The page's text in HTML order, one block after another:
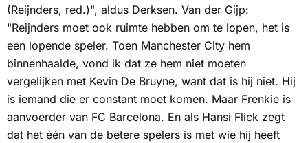
(Reijnders, red.)", aldus Derksen. Van der Gijp:
"Reijnders moet ook ruimte hebben om te lopen, het is
een lopende speler. Toen Manchester City hem
binnenhaalde, vond ik dat ze hem niet moeten
vergelijken met Kevin De Bruyne, want dat is hij niet. Hij
is iemand die er constant moet komen. Maar Frenkie is
aanvoerder van FC Barcelona. En als Hansi Flick zegt
dat het één van de betere spelers is met wie hij heeft